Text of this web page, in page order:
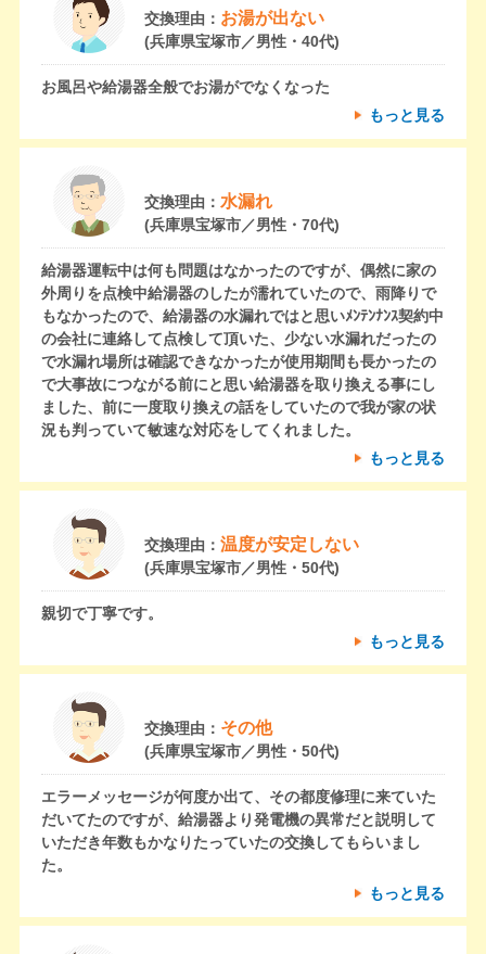
交換理由： お湯が出ない
(兵庫県宝塚市／男性・40代)
お風呂や給湯器全般でお湯がでなくなった
もっと見る
交換理由： 水漏れ
(兵庫県宝塚市／男性・70代)
給湯器運転中は何も問題はなかったのですが、偶然に家の
外周りを点検中給湯器のしたが濡れていたので、雨降りで
もなかったので、給湯器の水漏れではと思いﾒﾝﾃﾝﾅﾝｽ契約中
の会社に連絡して点検して頂いた、少ない水漏れだったの
で水漏れ場所は確認できなかったが使用期間も長かったの
で大事故につながる前にと思い給湯器を取り換える事にし
ました、前に一度取り換えの話をしていたので我が家の状
況も判っていて敏速な対応をしてくれました。
もっと見る
交換理由： 温度が安定しない
(兵庫県宝塚市／男性・50代)
親切で丁寧です。
もっと見る
交換理由： その他
(兵庫県宝塚市／男性・50代)
エラーメッセージが何度か出て、その都度修理に来ていた
だいてたのですが、給湯器より発電機の異常だと説明して
いただき年数もかなりたっていたの交換してもらいまし
た。
もっと見る